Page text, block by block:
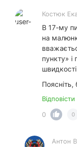
Костюк
В 17-му
на
пункту»
Відповісти
0
0
Антон